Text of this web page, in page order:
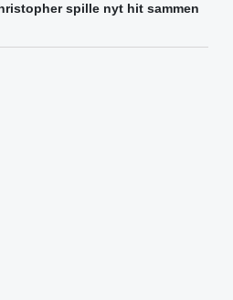
spille nyt hit sammen